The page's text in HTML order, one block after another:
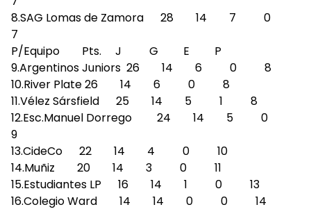
8.SAG Lomas de Zamora 28 14 7 0
7
P/Equipo Pts. J G E P
9.Argentinos Juniors 26 14 6 0 8
10.River Plate 26 14 6 0 8
11.Vélez Sársfield 25 14 5 1 8
12.Esc.Manuel Dorrego 24 14 5 0
9
13.CideCo 22 14 4 0 10
14.Muñiz 20 14 3 0 11
15.Estudiantes LP 16 14 1 0 13
16.Colegio Ward 14 14 0 0 14